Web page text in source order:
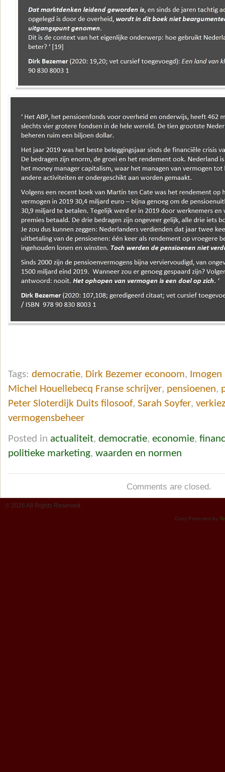
Tags: democratie, Dirk Bezemer econoom, Imogen
Michel Houellebecq Franse schrijver, pensioenen,
Peter Sloterdijk Duits filosoof, Sarah Soyfer,
vermogensbeheer
Posted in actualiteit, democratie, economie,
politieke marketing, waarden en normen
Comments are closed.
© 2026 All Rights Reserved.
Copy Protected by